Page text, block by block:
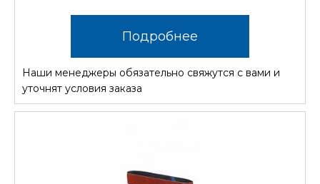
Подробнее
Наши менеджеры обязательно свяжутся с вами и
уточнят условия заказа